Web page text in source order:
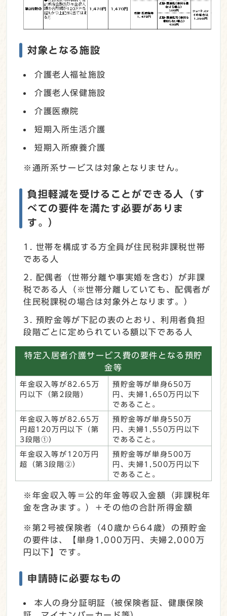
対象となる施設
介護老人福祉施設
介護老人保健施設
介護医療院
短期入所生活介護
短期入所療養介護
※通所系サービスは対象となりません。
負担軽減を受けることができる人（す
べての要件を満たす必要がありま
す。）
世帯を構成する方全員が住民税非課税世帯
である人
配偶者（世帯分離や事実婚を含む）が非課
税である人（※世帯分離していても、配偶者が
住民税課税の場合は対象外となります。）
預貯金等が下記の表のとおり、利用者負担
段階ごとに定められている額以下である人
特定入居者介護サービス費の要件となる預貯
金等
年金収入等が82.65万
円以下（第2段階）
預貯金等が単身650万
円、夫婦1,650万円以下
であること。
年金収入等が82.65万
円超120万円以下（第
3段階①）
預貯金等が単身550万
円、夫婦1,550万円以下
であること。
年金収入等が120万円
超（第3段階②）
預貯金等が単身500万
円、夫婦1,500万円以下
であること。
※年金収入等＝公的年金等収入金額（非課税年
金を含みます。）＋その他の合計所得金額
※第2号被保険者（40歳から64歳）の預貯金
の要件は、【単身1,000万円、夫婦2,000万
円以下】です。
申請時に必要なもの
本人の身分証明証（被保険者証、健康保険